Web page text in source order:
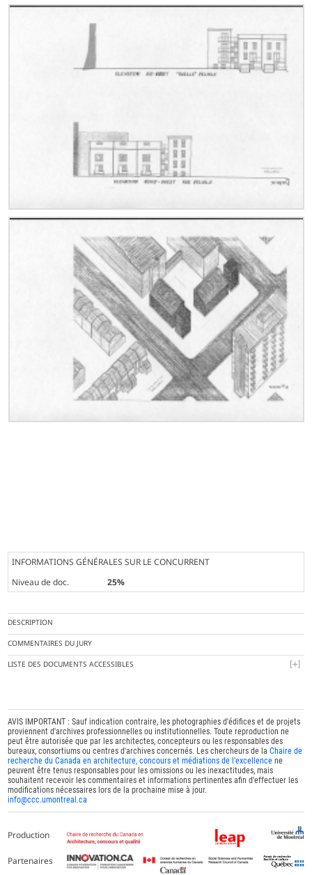
INFORMATIONS GÉNÉRALES SUR LE CONCURRENT
Niveau de doc.
25%
DESCRIPTION
COMMENTAIRES DU JURY
LISTE DES DOCUMENTS ACCESSIBLES
AVIS IMPORTANT : Sauf indication contraire, les photographies d'édifices et de projets
proviennent d'archives professionnelles ou institutionnelles. Toute reproduction ne
peut être autorisée que par les architectes, concepteurs ou les responsables des
bureaux, consortiums ou centres d'archives concernés. Les chercheurs de laChaire de
recherche du Canada en architecture, concours et médiations de l'excellence ne
peuvent être tenus responsables pour les omissions ou les inexactitudes, mais
souhaitent recevoir les commentaires et informations pertinentes afin d'effectuer les
modifications nécessaires lors de la prochaine mise à jour.
info@ccc.umontreal.ca
Production
Partenaires